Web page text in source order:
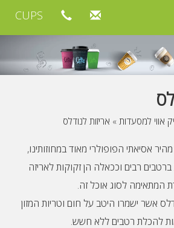
CUPS
אווי למסעדות» אריזות לנודלס
אסיאתי הפופולרי מאוד במחוזותינו,
רבים וככאלה הן זקוקות לאריזה
המתאימה לסוג אוכל זה.
אשר ישמרו היטב על חום וטריות המזון
להכלת רטבים ללא חשש.